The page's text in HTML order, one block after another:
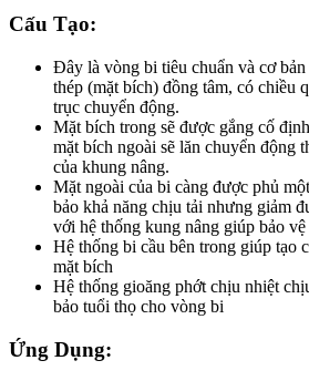
Cấu Tạo:
Đây là vòng bi tiêu chuẩn và cơ
thép (mặt bích) đồng tâm, có chiều
trục chuyển động.
Mặt bích trong sẽ được gắng cố
mặt bích ngoài sẽ lăn chuyển động
của khung nâng.
Mặt ngoài của bi càng được phủ
bảo khả năng chịu tải nhưng giảm
với hệ thống kung nâng giúp bảo
Hệ thống bi cầu bên trong giúp tạo
mặt bích
Hệ thống gioăng phớt chịu nhiệt
bảo tuổi thọ cho vòng bi
Ứng Dụng: